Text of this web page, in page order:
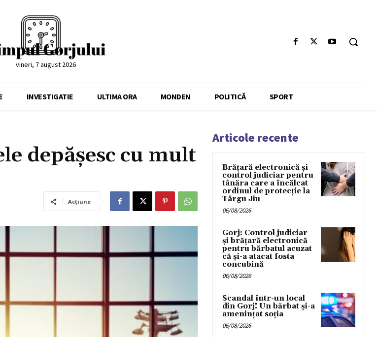
vineri, 7 august 2026
INVESTIGATIE ULTIMA ORA MONDEN POLITICĂ SPORT
depășesc cu mult
Acțiune
Articole recente
Brățară electronică și
control judiciar pentru
tânăra care a încălcat
ordinul de protecție la
Târgu Jiu
06/08/2026
Gorj: Control judiciar
și brățară electronică
pentru bărbatul acuzat
că și-a atacat fosta
concubină
06/08/2026
Scandal într-un local
din Gorj! Un bărbat și-a
amenințat soția
06/08/2026